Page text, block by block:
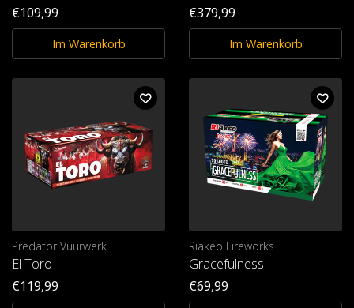
€109,99
Im Warenkorb
€379,99
Im Warenkorb
Predator Vuurwerk
El Toro
€119,99
Riakeo Fireworks
Gracefulness
€69,99